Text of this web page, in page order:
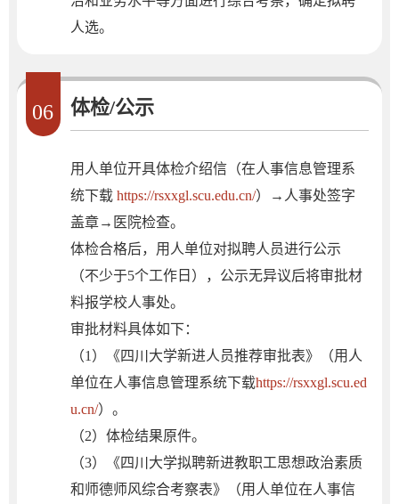
人选。
06 体检/公示
用人单位开具体检介绍信（在人事信息管理系
统下载 https://rsxxgl.scu.edu.cn/）→人事处签字
盖章→医院检查。
体检合格后，用人单位对拟聘人员进行公示
（不少于5个工作日），公示无异议后将审批材
料报学校人事处。
审批材料具体如下：
（1）《四川大学新进人员推荐审批表》（用人
单位在人事信息管理系统下载https://rsxxgl.scu.ed
u.cn/）。
（2）体检结果原件。
（3）《四川大学拟聘新进教职工思想政治素质
和师德师风综合考察表》（用人单位在人事信